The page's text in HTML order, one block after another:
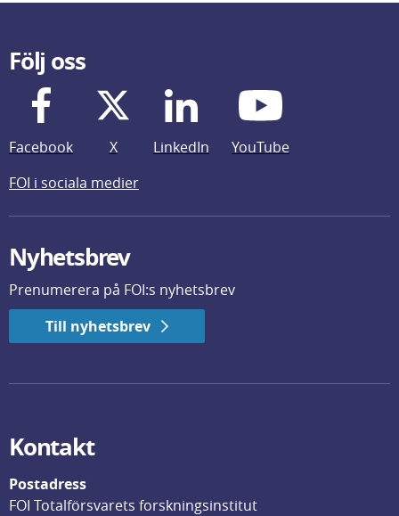
Följ oss
Facebook X LinkedIn
YouTube
FOI i sociala medier
Nyhetsbrev
Prenumerera på FOI:s nyhetsbrev
Till nyhetsbrev
Kontakt
Postadress
FOI Totalförsvarets forskningsinstitut